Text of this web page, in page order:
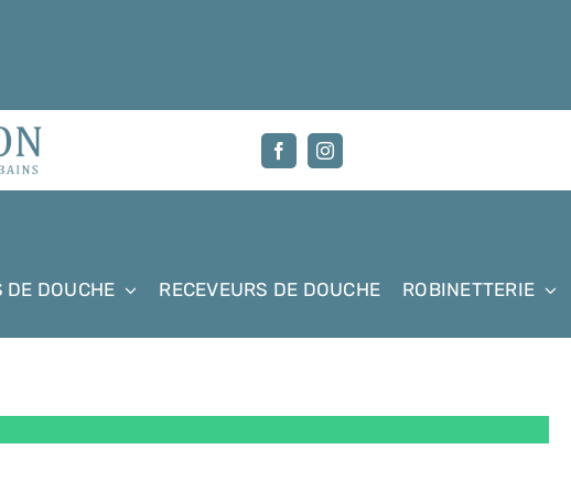
DE DOUCHE RECEVEURS DE DOUCHE ROBINETTERIE